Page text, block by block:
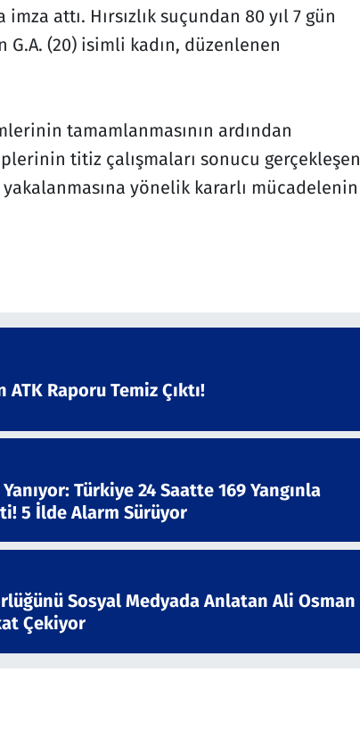
attı. Hırsızlık suçundan 80 yıl 7 gün
(20) isimli kadın, düzenlenen
tamamlanmasının ardından
titiz çalışmaları sonucu gerçekleşen
yönelik kararlı mücadelenin
ATK Raporu Temiz Çıktı!
Türkiye 24 Saatte 169 Yangınla
5 İlde Alarm Sürüyor
Sosyal Medyada Anlatan Ali Osman
Çekiyor